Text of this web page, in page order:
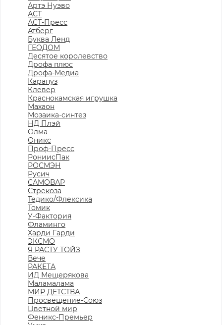
Артэ Нуэво
АСТ
АСТ-Пресс
Атберг
Буква Ленд
ГЕОДОМ
Десятое королевство
Дрофа плюс
Дрофа-Медиа
Карапуз
Клевер
Краснокамская игрушка
Махаон
Мозаика-синтез
НД Плэй
Олма
Оникс
Проф-Пресс
РониисПак
РОСМЭН
Русич
САМОВАР
Стрекоза
Тедико/Флексика
Томик
У-Фактория
Фламинго
Харди Гарди
ЭКСМО
Я РАСТУ ТОЙЗ
Вече
РАКЕТА
ИД Мещерякова
Маламалама
МИР ДЕТСТВА
Просвещение-Союз
Цветной мир
Феникс-Премьер